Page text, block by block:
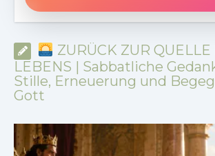
ZURÜCK ZUR QUELLE
LEBENS | Sabbatliche
Stille, Erneuerung und
Gott